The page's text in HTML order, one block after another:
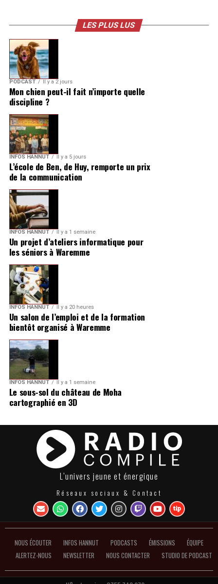
LES PLUS LUS
PODCAST Il y a 2 jours
Mon chien peut-il fait n’importe quelle
discipline ?
INFOS HANNUT Il y a 5 jours
L’école de Ben, de Huy, remporte un prix
de la communication
INFOS HANNUT Il y a 1 semaine
Un projet d’ateliers informatique pour
les séniors à Waremme
INFOS HANNUT Il y a 20 heures
Un salon de l’emploi et de la formation
bientôt organisé à Waremme
INFOS HANNUT Il y a 1 semaine
Le sous-sol du château de Moha
cartographié en 3D
L’univers jeune et énergique
Réseaux sociaux & Contact
NOUS ÉCOUTER INFOS HANNUT PODCASTS ÉMISSIONS
ÉQUIPE
ALERTEZ-NOUS
NEWSLETTER NOUS CONTACTER STUDIO DE PODCAST